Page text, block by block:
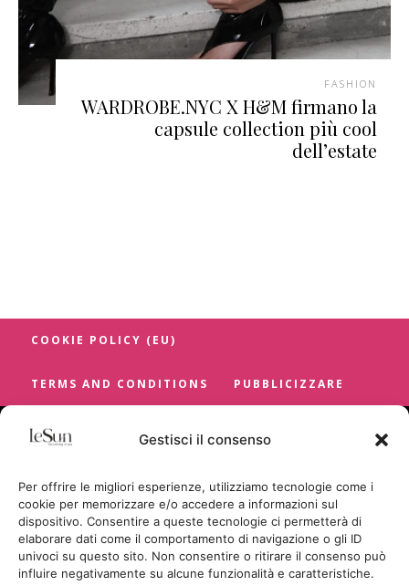
Gestisci il consenso
Per offrire le migliori esperienze, utilizziamo tecnologie come i
cookie per memorizzare e/o accedere a informazioni sul
dispositivo. Consentire a queste tecnologie ci permetterà di
elaborare dati come il comportamento di navigazione o gli ID
univoci su questo sito. Non consentire o ritirare il consenso può
influire negativamente su alcune funzionalità e caratteristiche.
FASHION
WARDROBE.NYC X H&M firmano la
capsule collection più cool
dell’estate
COOKIE POLICY (EU)
TERMS AND CONDITIONS PUBBLICIZZARE